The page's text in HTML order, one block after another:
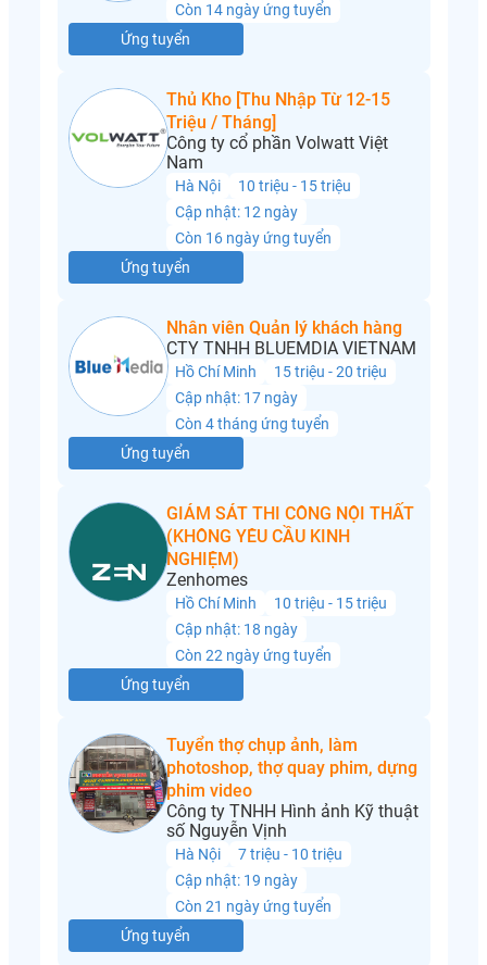
Còn 14 ngày ứng tuyển
Ứng tuyển
Thủ Kho [Thu Nhập Từ 12-15
Triệu / Tháng]
Công ty cổ phần Volwatt Việt
Nam
Hà Nội
10 triệu - 15 triệu
Cập nhật: 12 ngày
Còn 16 ngày ứng tuyển
Ứng tuyển
Nhân viên Quản lý khách hàng
CTY TNHH BLUEMDIA VIETNAM
Hồ Chí Minh
15 triệu - 20 triệu
Cập nhật: 17 ngày
Còn 4 tháng ứng tuyển
Ứng tuyển
GIÁM SÁT THI CÔNG NỘI THẤT
(KHÔNG YÊU CẦU KINH
NGHIỆM)
Zenhomes
Hồ Chí Minh
10 triệu - 15 triệu
Cập nhật: 18 ngày
Còn 22 ngày ứng tuyển
Ứng tuyển
Tuyển thợ chụp ảnh, làm
photoshop, thợ quay phim, dựng
phim video
Công ty TNHH Hình ảnh Kỹ thuật
số Nguyễn Vịnh
Hà Nội
7 triệu - 10 triệu
Cập nhật: 19 ngày
Còn 21 ngày ứng tuyển
Ứng tuyển